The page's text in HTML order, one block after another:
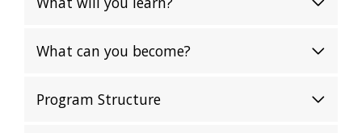
What can you become?
Program Structure